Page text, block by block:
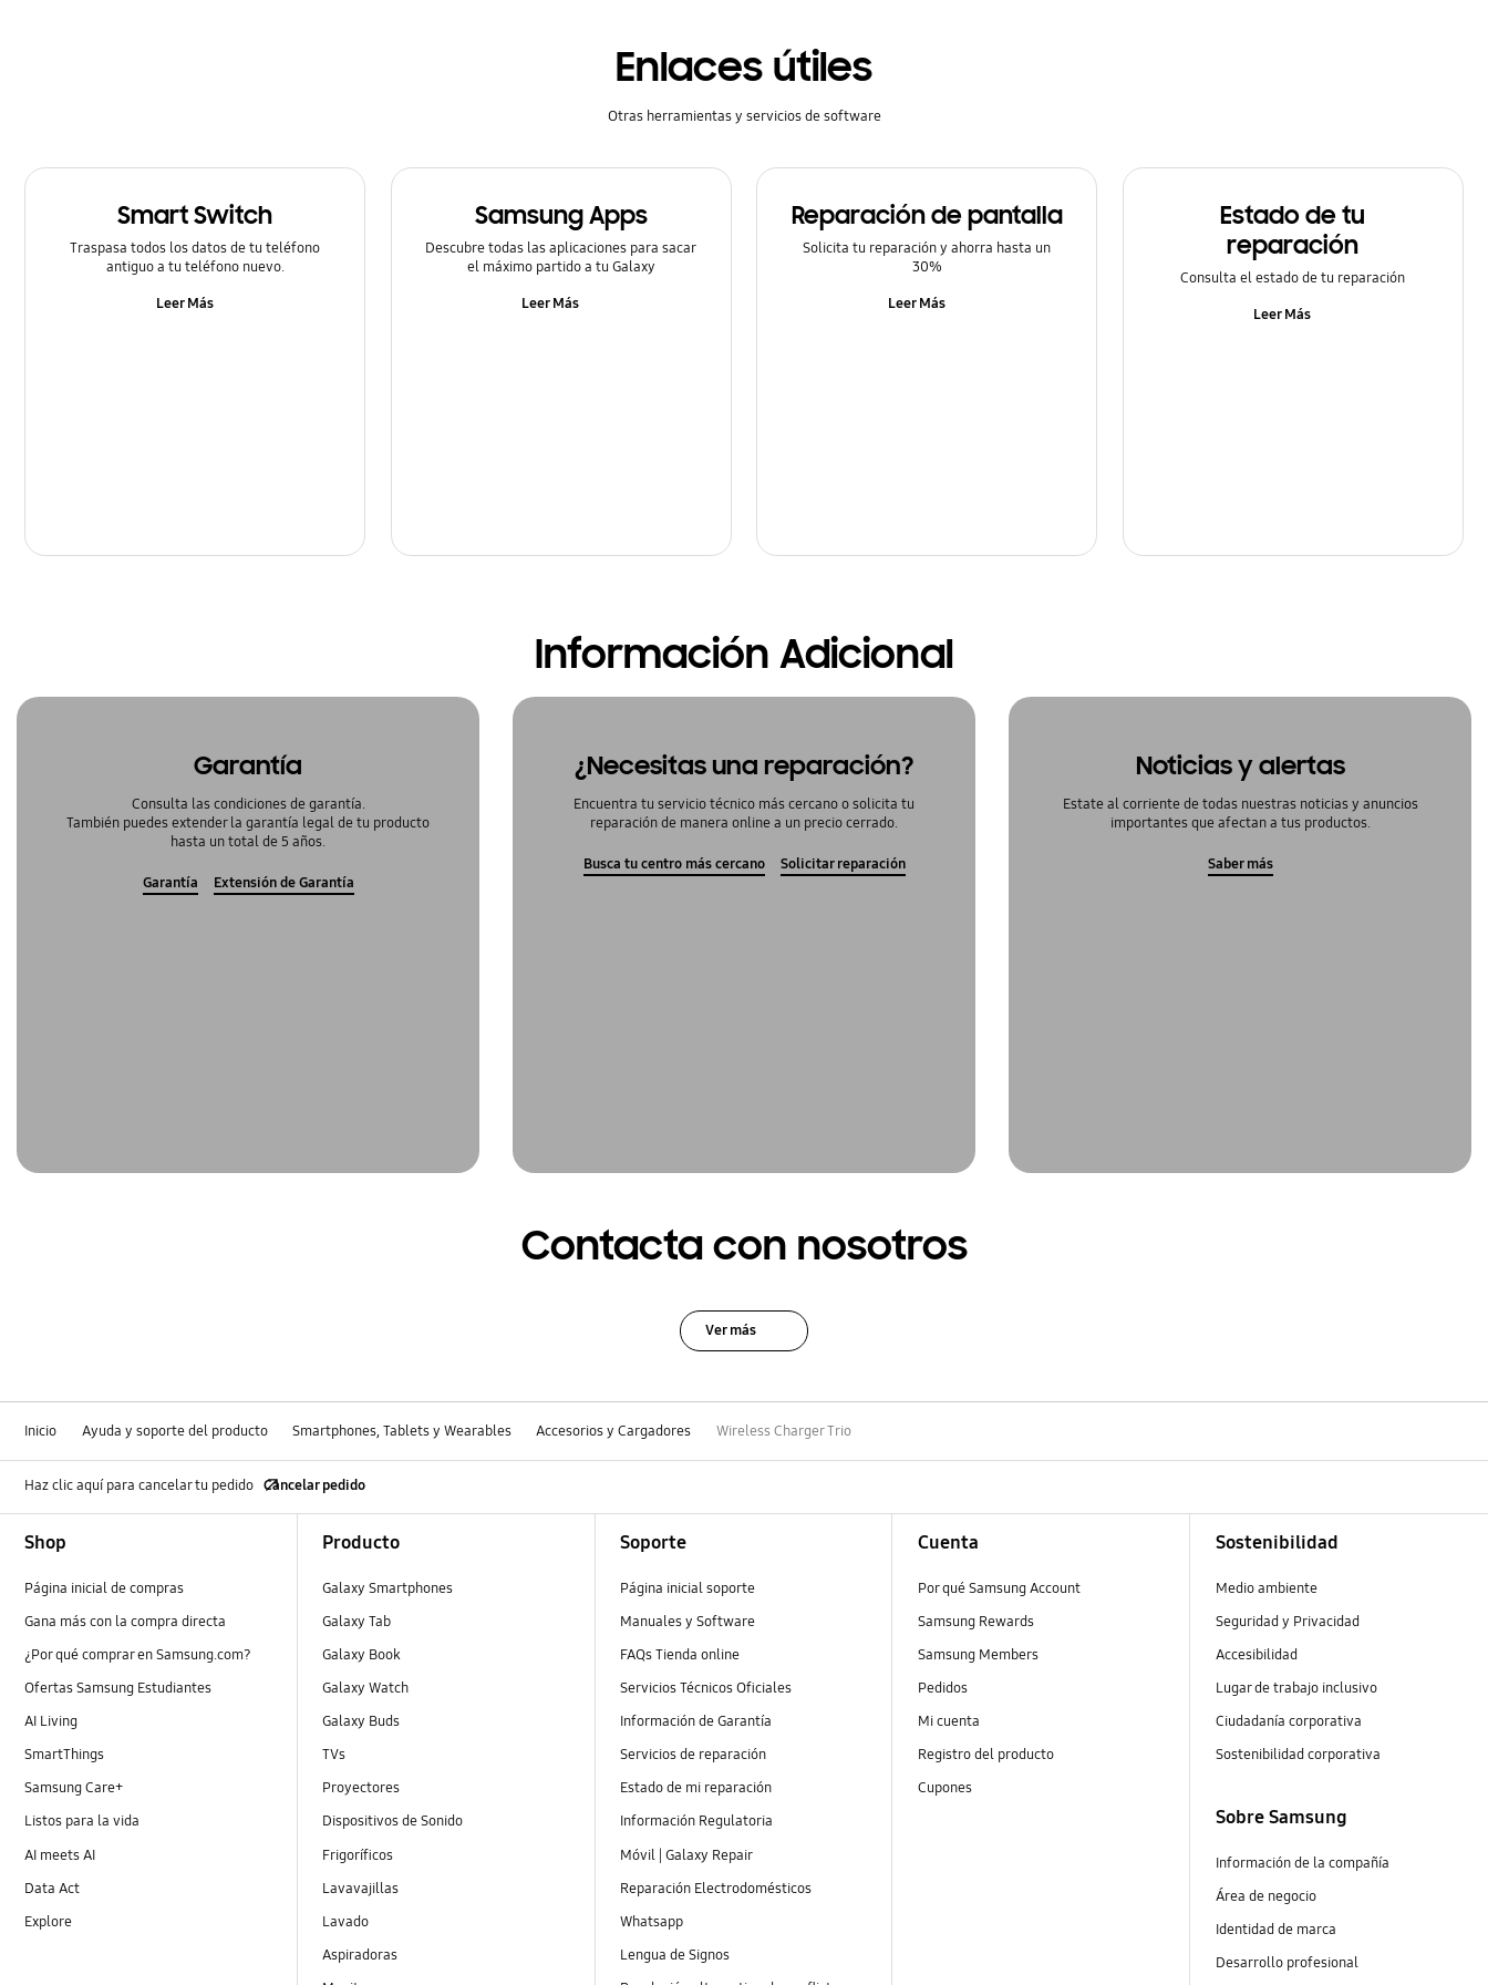
Enlaces útiles
Otras herramientas y servicios de software
Smart Switch
Traspasa todos los datos de tu teléfono
antiguo a tu teléfono nuevo.
Leer Más
Samsung Apps
Descubre todas las aplicaciones para sacar
el máximo partido a tu Galaxy
Leer Más
Reparación de pantalla
Solicita tu reparación y ahorra hasta un
30%
Leer Más
Estado de tu
reparación
Consulta el estado de tu reparación
Leer Más
Información Adicional
Garantía
Consulta las condiciones de garantía.
También puedes extender la garantía legal de tu producto
hasta un total de 5 años.
Garantía Extensión de Garantía
¿Necesitas una reparación?
Encuentra tu servicio técnico más cercano o solicita tu
reparación de manera online a un precio cerrado.
Busca tu centro más cercano Solicitar reparación
Noticias y alertas
Estate al corriente de todas nuestras noticias y anuncios
importantes que afectan a tus productos.
Saber más
Contacta con nosotros
Ver más
Inicio Ayuda y soporte del producto Smartphones, Tablets y Wearables Accesorios y Cargadores Wireless Charger Trio
Haz clic aquí para cancelar tu pedido Cancelar pedido
Shop
Página inicial de compras
Gana más con la compra directa
¿Por qué comprar en Samsung.com?
Ofertas Samsung Estudiantes
AI Living
SmartThings
Samsung Care+
Listos para la vida
AI meets AI
Data Act
Explore
Producto
Galaxy Smartphones
Galaxy Tab
Galaxy Book
Galaxy Watch
Galaxy Buds
TVs
Proyectores
Dispositivos de Sonido
Frigoríficos
Lavavajillas
Lavado
Aspiradoras
Soporte
Página inicial soporte
Manuales y Software
FAQs Tienda online
Servicios Técnicos Oficiales
Información de Garantía
Servicios de reparación
Estado de mi reparación
Información Regulatoria
Móvil | Galaxy Repair
Reparación Electrodomésticos
Whatsapp
Lengua de Signos
Cuenta
Por qué Samsung Account
Samsung Rewards
Samsung Members
Pedidos
Mi cuenta
Registro del producto
Cupones
Sostenibilidad
Medio ambiente
Seguridad y Privacidad
Accesibilidad
Lugar de trabajo inclusivo
Ciudadanía corporativa
Sostenibilidad corporativa
Sobre Samsung
Información de la compañía
Área de negocio
Identidad de marca
Desarrollo profesional